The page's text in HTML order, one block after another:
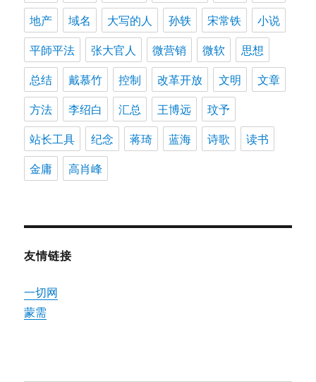
地产
域名 大写的人 孙轶 宋常铁
小说
平師平法
张大官人 微营销 微软
思想
总结
戴慕竹 控制 改革开放 文明
文章
方法
李绍白 汇总 王博远
玟予
站长工具
纪念 蒋琦 蓝海 诗歌
读书
金庸
高肖峰
友情链接
一切网
蒙需